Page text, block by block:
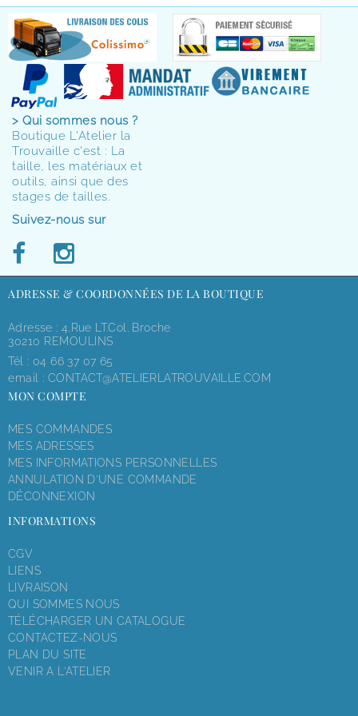
> Qui sommes nous ?
Boutique L'Atelier la
Trouvaille c'est : La
taille, les matériaux et
outils, ainsi que des
stages de tailles.
Suivez-nous sur
ADRESSE & COORDONNÉES DE LA BOUTIQUE
Adresse : 4,rue LT.Col. Broche
30210 REMOULINS
Tél : 04 66 37 07 65
email : CONTACT@ATELIERLATROUVAILLE.COM
MON COMPTE
MES COMMANDES
MES ADRESSES
MES INFORMATIONS PERSONNELLES
ANNULATION D'UNE COMMANDE
DÉCONNEXION
INFORMATIONS
CGV
LIENS
LIVRAISON
QUI SOMMES NOUS
TÉLÉCHARGER UN CATALOGUE
CONTACTEZ-NOUS
PLAN DU SITE
VENIR A L'ATELIER